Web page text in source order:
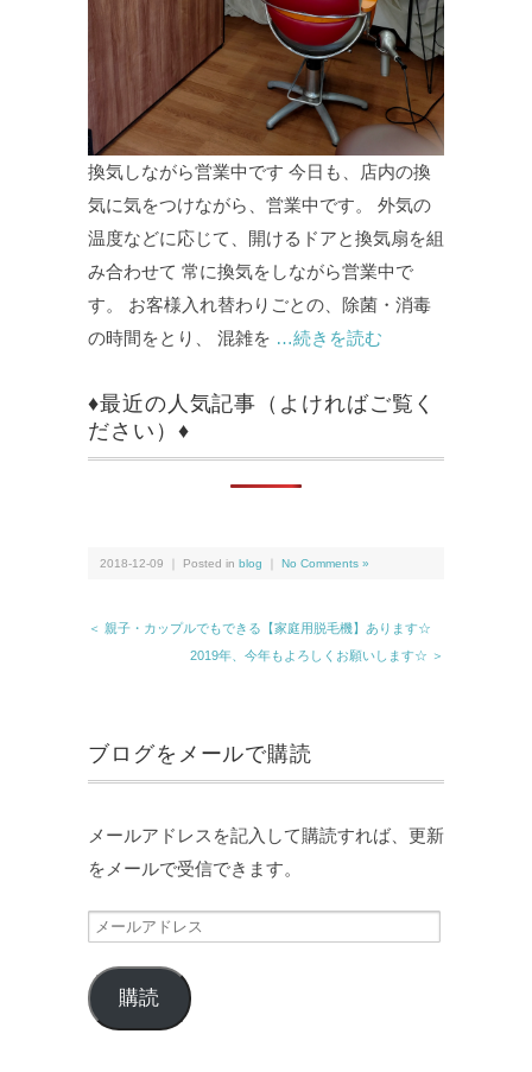
換気しながら営業中です 今日も、店内の換
気に気をつけながら、営業中です。 外気の
温度などに応じて、開けるドアと換気扇を組
み合わせて 常に換気をしながら営業中で
す。 お客様入れ替わりごとの、除菌・消毒
の時間をとり、 混雑を …続きを読む
♦最近の人気記事（よければご覧く
ださい）♦
2018-12-09 ｜ Posted in blog No Comments »
＜ 親子・カップルでもできる【家庭用脱毛機】あります☆
2019年、今年もよろしくお願いします☆ ＞
ブログをメールで購読
メールアドレスを記入して購読すれば、更新
をメールで受信できます。
購読